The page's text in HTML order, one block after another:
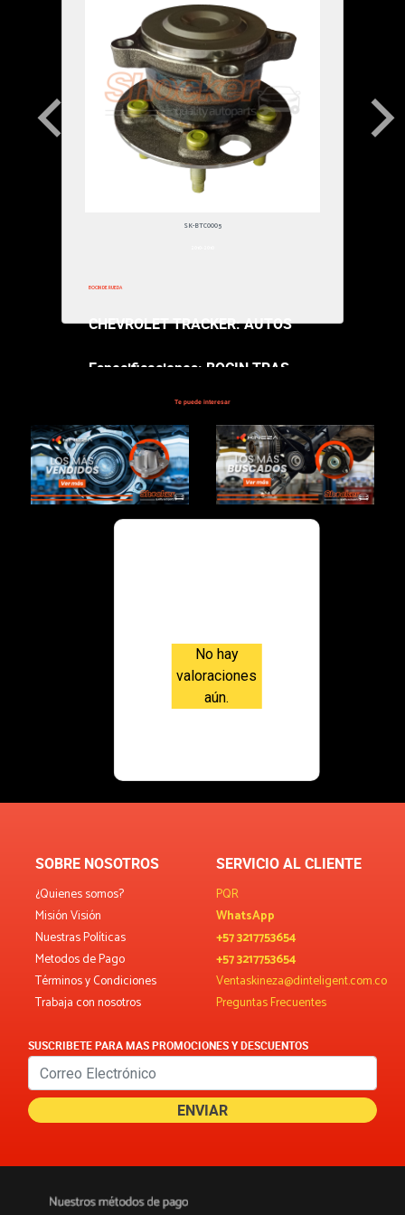
SK-BTC0005
BOCIN DE RUEDA
CHEVROLET TRACKER: AUTOS
Especificaciones: BOCIN TRAS
$315,000.00
Te puede interesar
No hay
valoraciones
aún.
SOBRE NOSOTROS
¿Quienes somos?
Misión Visión
Nuestras Políticas
Metodos de Pago
Términos y Condiciones
Trabaja con nosotros
SERVICIO AL CLIENTE
PQR
WhatsApp
+57 3217753654
+57 3217753654
Ventaskineza@dinteligent.com.co
Preguntas Frecuentes
SUSCRIBETE PARA MAS PROMOCIONES Y DESCUENTOS